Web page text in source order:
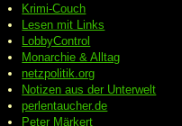
Krimi-Couch
Lesen mit Links
LobbyControl
Monarchie & Alltag
netzpolitik.org
Notizen aus der Unterwelt
perlentaucher.de
Peter Märkert